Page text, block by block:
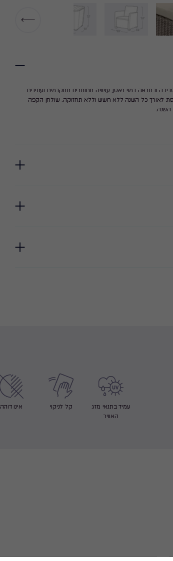
▶
ובמראה דמוי ראטן, עשויה מחומרים מתקדמים ועמידים
לאורך כל השנה ללא חשש וללא תחזוקה. שולחן הקפה
השנה.
עמיד בתנאי מזג
האוויר
קל לניקוי אינו דוהה